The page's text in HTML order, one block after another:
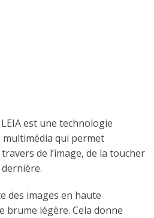
LEIA est une technologie
multimédia qui permet
de l’image, de la toucher
des images en haute
brume légère. Cela donne